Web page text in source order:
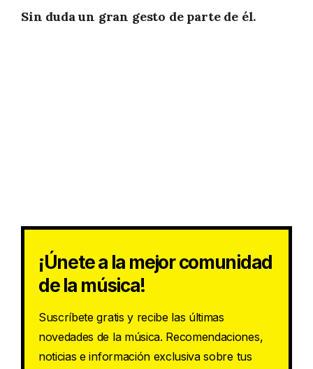
Sin duda un gran gesto de parte de él.
¡Únete a la mejor comunidad
de la música!
Suscríbete gratis y recibe las últimas
novedades de la música. Recomendaciones,
noticias e información exclusiva sobre tus